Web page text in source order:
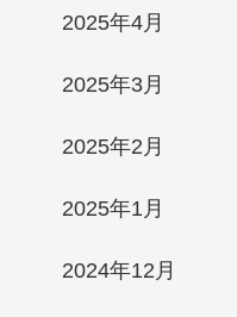
2025年4月
2025年3月
2025年2月
2025年1月
2024年12月